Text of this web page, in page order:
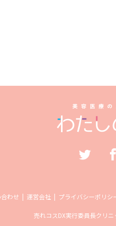
わせ 運営会社 プライバシーポリシ
売れコスDX実行委員長クリニ